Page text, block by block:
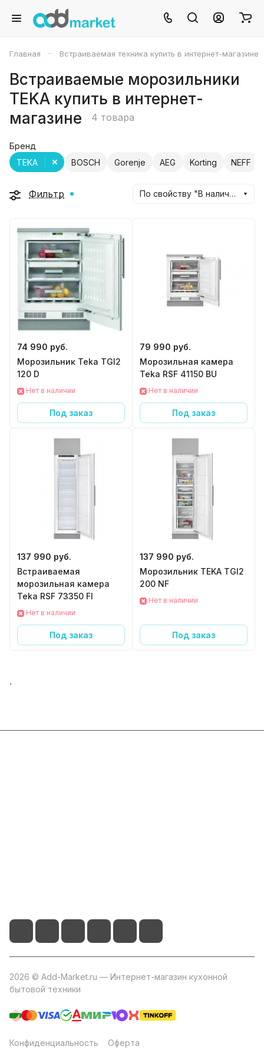
Главная – Встраиваемая техника купить в интернет-магазине
Встраиваемые морозильники
TEKA купить в интернет-
магазине
4 товара
Бренд
BOSCH
Gorenje AEG Korting NEFF
TEKA
Фильтр По свойству "В наличии" (убывание)
74 990 руб.
Морозильник Teka TGI2
120 D
Нет в наличии
Под заказ
79 990 руб.
Морозильная камера
Teka RSF 41150 BU
Нет в наличии
Под заказ
137 990 руб.
Встраиваемая
морозильная камера
Teka RSF 73350 FI
Нет в наличии
Под заказ
137 990 руб.
Морозильник TEKA TGI2
200 NF
Нет в наличии
Под заказ
.
2026 © Add-Market.ru — Интернет-магазин кухонной
бытовой техники
Конфиденциальность Оферта